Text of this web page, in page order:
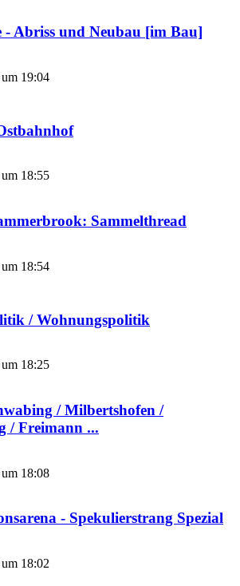
- Abriss und Neubau [im Bau]
19:04
18:55
Sammelthread
18:54
/ Wohnungspolitik
18:25
/ Milbertshofen /
/ Freimann ...
18:08
- Spekulierstrang Spezial
18:02